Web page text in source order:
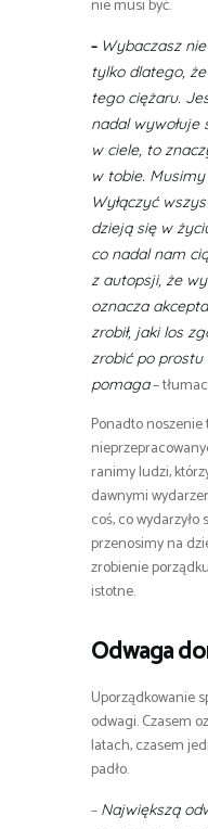
nie musi być.
– Wybaczasz
tylko dlatego,
tego ciężaru.
nadal wywołuje
w ciele, to
w tobie.
Wyłączyć
dzieją się w
co nadal nam
z autopsji, że
oznacza
zrobił, jaki los
zrobić po prostu
pomaga–
Ponadto
ranimy ludzi,
dawnymi
coś, co
przenosimy na
zrobienie
istotne.
Odwaga
Uporządkowanie
odwagi. Czasem
latach, czasem
padło.
– Największą